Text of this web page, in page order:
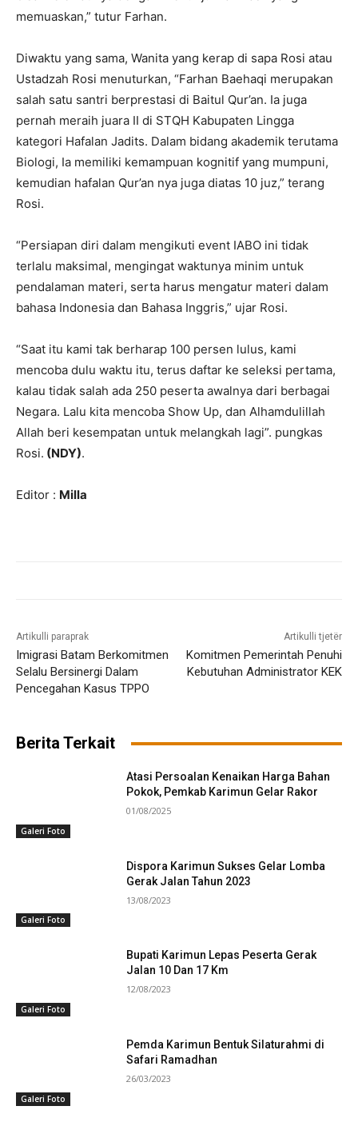
memuaskan,” tutur Farhan.
Diwaktu yang sama, Wanita yang kerap di sapa Rosi atau
Ustadzah Rosi menuturkan, “Farhan Baehaqi merupakan
salah satu santri berprestasi di Baitul Qur’an. Ia juga
pernah meraih juara II di STQH Kabupaten Lingga
kategori Hafalan Jadits. Dalam bidang akademik terutama
Biologi, Ia memiliki kemampuan kognitif yang mumpuni,
kemudian hafalan Qur’an nya juga diatas 10 juz,” terang
Rosi.
“Persiapan diri dalam mengikuti event IABO ini tidak
terlalu maksimal, mengingat waktunya minim untuk
pendalaman materi, serta harus mengatur materi dalam
bahasa Indonesia dan Bahasa Inggris,” ujar Rosi.
“Saat itu kami tak berharap 100 persen lulus, kami
mencoba dulu waktu itu, terus daftar ke seleksi pertama,
kalau tidak salah ada 250 peserta awalnya dari berbagai
Negara. Lalu kita mencoba Show Up, dan Alhamdulillah
Allah beri kesempatan untuk melangkah lagi”. pungkas
Rosi. (NDY).
Editor : Milla
Artikulli paraprak
Imigrasi Batam Berkomitmen
Selalu Bersinergi Dalam
Pencegahan Kasus TPPO
Artikulli tjetër
Komitmen Pemerintah Penuhi
Kebutuhan Administrator KEK
Berita Terkait
Galeri Foto
Atasi Persoalan Kenaikan Harga Bahan
Pokok, Pemkab Karimun Gelar Rakor
01/08/2025
Galeri Foto
Dispora Karimun Sukses Gelar Lomba
Gerak Jalan Tahun 2023
13/08/2023
Galeri Foto
Bupati Karimun Lepas Peserta Gerak
Jalan 10 Dan 17 Km
12/08/2023
Galeri Foto
Pemda Karimun Bentuk Silaturahmi di
Safari Ramadhan
26/03/2023